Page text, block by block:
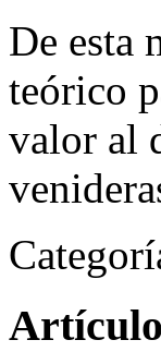
De esta
teórico
valor al